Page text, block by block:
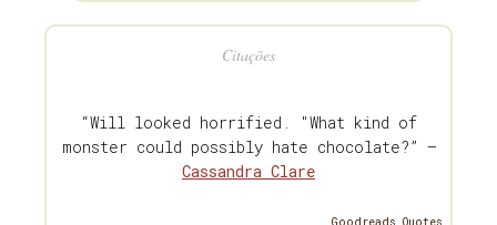
Citações
“Will looked horrified. "What kind of
monster could possibly hate chocolate?” —
Cassandra Clare